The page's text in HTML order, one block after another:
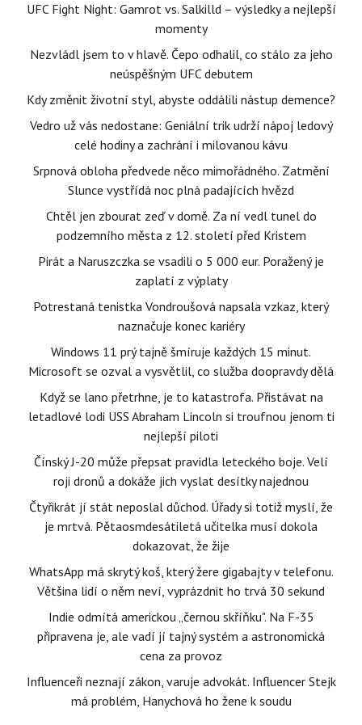
UFC Fight Night: Gamrot vs. Salkilld – výsledky a nejlepší
momenty
Nezvládl jsem to v hlavě. Čepo odhalil, co stálo za jeho
neúspěšným UFC debutem
Kdy změnit životní styl, abyste oddálili nástup demence?
Vedro už vás nedostane: Geniální trik udrží nápoj ledový
celé hodiny a zachrání i milovanou kávu
Srpnová obloha předvede něco mimořádného. Zatmění
Slunce vystřídá noc plná padajících hvězd
Chtěl jen zbourat zeď v domě. Za ní vedl tunel do
podzemního města z 12. století před Kristem
Pirát a Naruszczka se vsadili o 5 000 eur. Poražený je
zaplatí z výplaty
Potrestaná tenistka Vondroušová napsala vzkaz, který
naznačuje konec kariéry
Windows 11 prý tajně šmíruje každých 15 minut.
Microsoft se ozval a vysvětlil, co služba doopravdy dělá
Když se lano přetrhne, je to katastrofa. Přistávat na
letadlové lodi USS Abraham Lincoln si troufnou jenom ti
nejlepší piloti
Čínský J-20 může přepsat pravidla leteckého boje. Velí
roji dronů a dokáže jich vyslat desítky najednou
Čtyřikrát jí stát neposlal důchod. Úřady si totiž myslí, že
je mrtvá. Pětaosmdesátiletá učitelka musí dokola
dokazovat, že žije
WhatsApp má skrytý koš, který žere gigabajty v telefonu.
Většina lidí o něm neví, vyprázdnit ho trvá 30 sekund
Indie odmítá americkou „černou skříňku". Na F-35
připravena je, ale vadí jí tajný systém a astronomická
cena za provoz
Influenceři neznají zákon, varuje advokát. Influencer Stejk
má problém, Hanychová ho žene k soudu